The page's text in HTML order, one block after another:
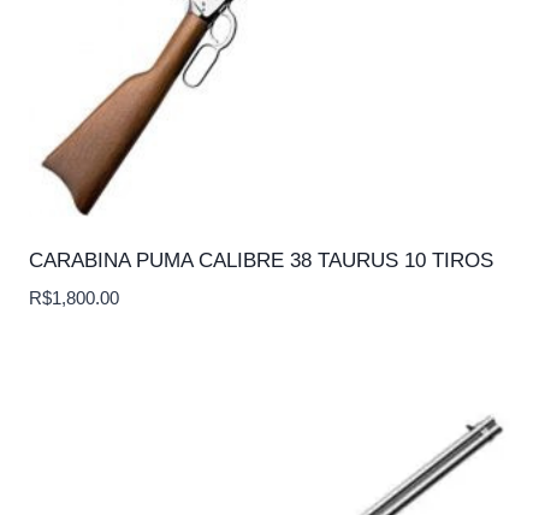
CARABINA PUMA CALIBRE 38 TAURUS 10 TIROS
R$1,800.00